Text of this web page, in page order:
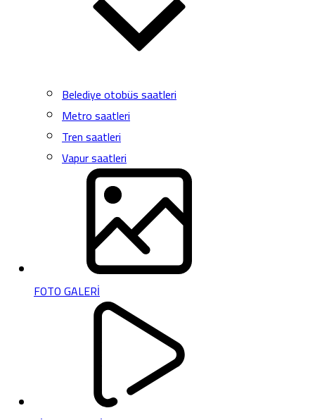
Belediye otobüs saatleri
Metro saatleri
Tren saatleri
Vapur saatleri
FOTO GALERİ